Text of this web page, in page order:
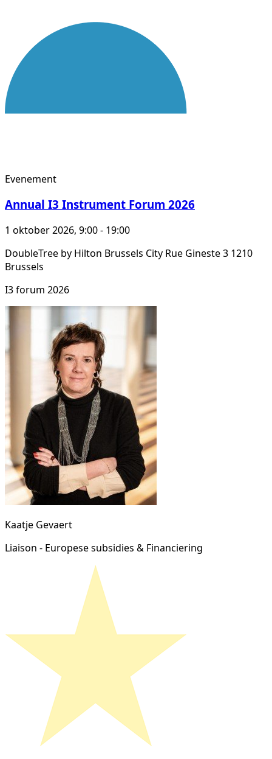
Evenement
Annual I3 Instrument Forum 2026
1 oktober 2026, 9:00 - 19:00
DoubleTree by Hilton Brussels City Rue Gineste 3 1210
Brussels
I3 forum 2026
Kaatje Gevaert
Liaison - Europese subsidies & Financiering